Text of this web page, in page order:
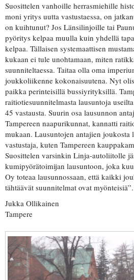
Suosittelen vanhoille herrasmiehille
moni yritys uutta vastustaessa, on
on kuihtunut? Jos Länsilinjoille tai
pyöritys kelpaa muulla kuin yhdellä
kelpaa. Tällaisen systemaattisen
kukaan ei tule unohtamaan, miten
suunniteltaessa. Taitaa olla oma
joukkoliikenne kokonaisuutena. Nyt
paikka perinteisillä bussiyrityksillä.
raitiotiesuunnitelmasta lausuntoja
45 vastausta. Suurin osa lausunnon
Tampereen naapurikunnat, kannatti
mukaan. Lausuntojen antajien
vastustaja, kuten Tampereen
Suosittelen varsinkin Linja-autoliitolle
kumipyörätoimijan lausuntoon, joka
Oy toteaa lausunnossaan, että kaikki
tähtäävät suunnitelmat ovat myönteisiä”.
Jukka Ollikainen
Tampere